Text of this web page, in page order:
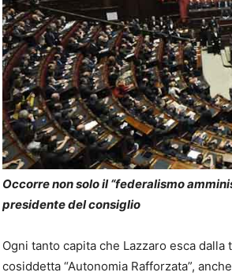
Occorre non solo il “federalismo
presidente del consiglio
Ogni tanto capita che Lazzaro esca
cosiddetta “Autonomia Rafforzata”,